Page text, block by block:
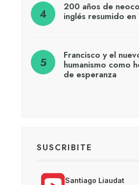
200 años de
inglés resumido en
Francisco y el
humanismo como
de esperanza
SUSCRIBITE
Santiago Liaudat